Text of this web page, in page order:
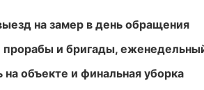
на замер в день обращения
и бригады,
на объекте и финальная уборка